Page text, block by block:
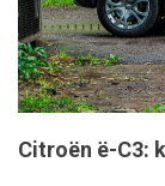
Citroën ë-C3: